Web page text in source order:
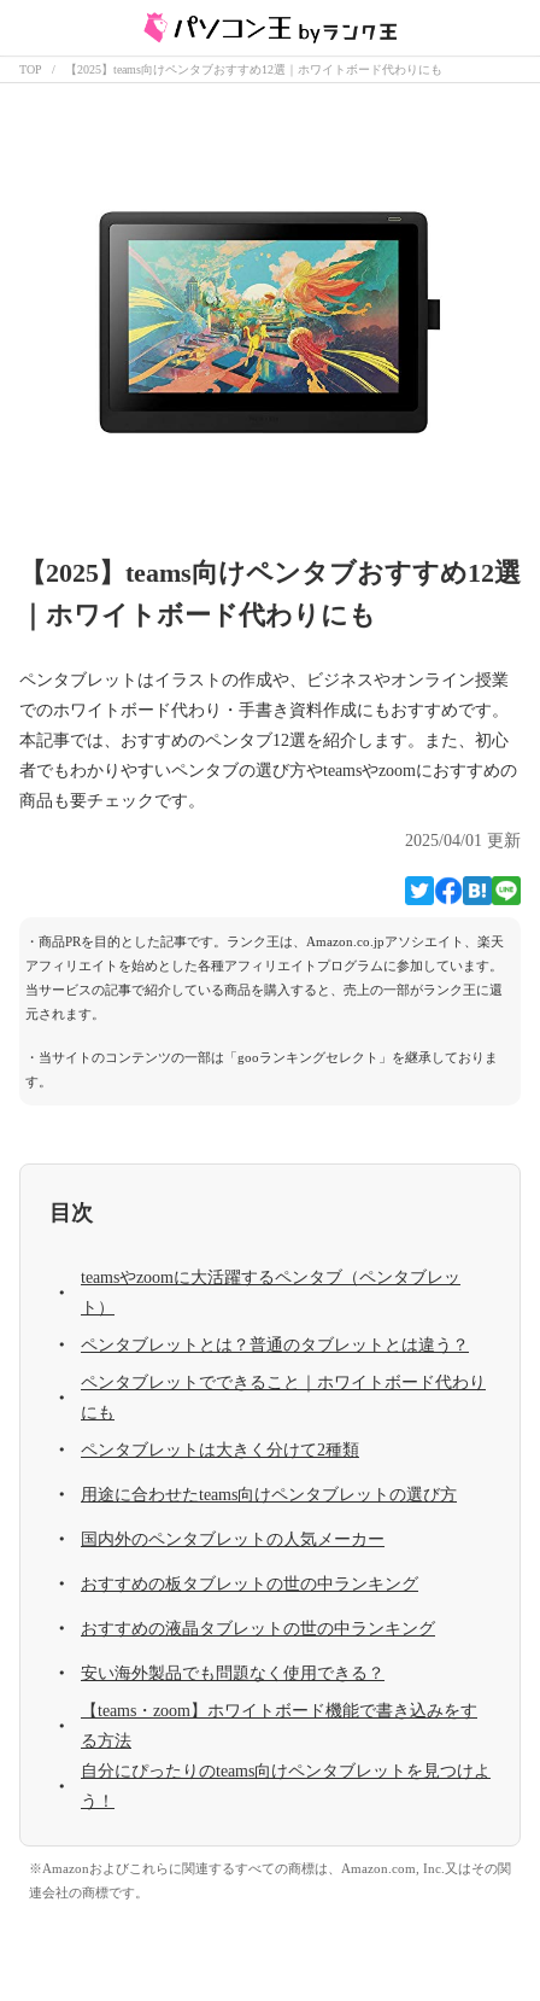
TOP 【2025】teams向けペンタブおすすめ12選｜ホワイトボード代わりにも
【2025】teams向けペンタブおすすめ12選
｜ホワイトボード代わりにも
ペンタブレットはイラストの作成や、ビジネスやオンライン授業
でのホワイトボード代わり・手書き資料作成にもおすすめです。
本記事では、おすすめのペンタブ12選を紹介します。また、初心
者でもわかりやすいペンタブの選び方やteamsやzoomにおすすめの
商品も要チェックです。
2025/04/01 更新
・商品PRを目的とした記事です。ランク王は、Amazon.co.jpアソシエイト、楽天
アフィリエイトを始めとした各種アフィリエイトプログラムに参加しています。
当サービスの記事で紹介している商品を購入すると、売上の一部がランク王に還
元されます。
・当サイトのコンテンツの一部は「gooランキングセレクト」を継承しておりま
す。
目次
teamsやzoomに大活躍するペンタブ（ペンタブレッ
ト）
ペンタブレットとは？普通のタブレットとは違う？
ペンタブレットでできること｜ホワイトボード代わり
にも
ペンタブレットは大きく分けて2種類
用途に合わせたteams向けペンタブレットの選び方
国内外のペンタブレットの人気メーカー
おすすめの板タブレットの世の中ランキング
おすすめの液晶タブレットの世の中ランキング
安い海外製品でも問題なく使用できる？
【teams・zoom】ホワイトボード機能で書き込みをす
る方法
自分にぴったりのteams向けペンタブレットを見つけよ
う！
※Amazonおよびこれらに関連するすべての商標は、Amazon.com, Inc.又はその関
連会社の商標です。